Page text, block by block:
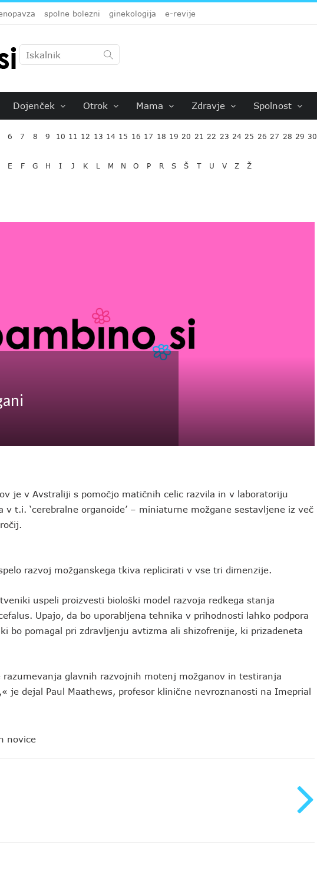
spolne bolezni ginekologija e-revije
Dojenček Otrok Mama Zdravje Spolnost
6 7 8 9 10 11 12 13 14 15 16 17 18 19 20 21 22 23 24 25 26 27 28 29 30
E F G H I J K L M N O P R S Š T U V Z Ž
je v Avstraliji s pomočjo matičnih celic razvila in v laboratoriju
t.i. ‘cerebralne organoide’ – miniaturne možgane sestavljene iz več
razvoj možganskega tkiva replicirati v vse tri dimenzije.
uspeli proizvesti biološki model razvoja redkega stanja
Upajo, da bo uporabljena tehnika v prihodnosti lahko podpora
bo pomagal pri zdravljenju avtizma ali shizofrenije, ki prizadeneta
razumevanja glavnih razvojnih motenj možganov in testiranja
je dejal Paul Maathews, profesor klinične nevroznanosti na Imeprial
novice